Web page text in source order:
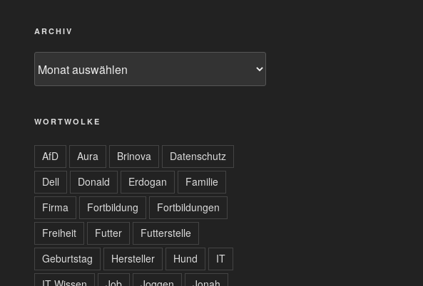
ARCHIV
WORTWOLKE
AfD Aura Brinova
Datenschutz
Dell
Donald Erdogan
Familie
Firma
Fortbildung
Fortbildungen
Freiheit
Futter
Futterstelle
Geburtstag
Hersteller Hund
IT